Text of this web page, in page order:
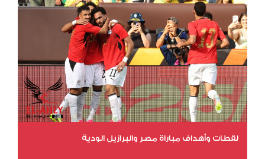
لقطات وأهداف مباراة مصر والبرازيل الودية